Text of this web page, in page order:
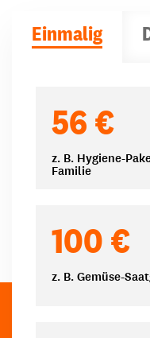
Einmalig
56 €
z. B. Hygiene-
Familie
100 €
z. B. Gemüse-